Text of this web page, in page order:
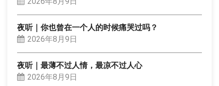
夜听｜你也曾在一个人的时候痛哭过吗？
2026年8月9日
夜听｜最薄不过人情，最凉不过人心
2026年8月9日